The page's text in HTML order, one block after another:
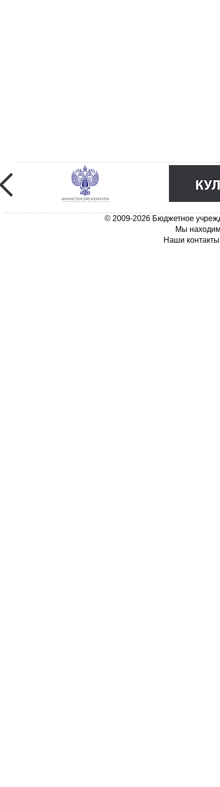
© 2009-2026 Бюджетное
Мы
Наши